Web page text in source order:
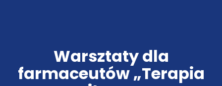
Warsztaty dla
farmaceutów „Terapia